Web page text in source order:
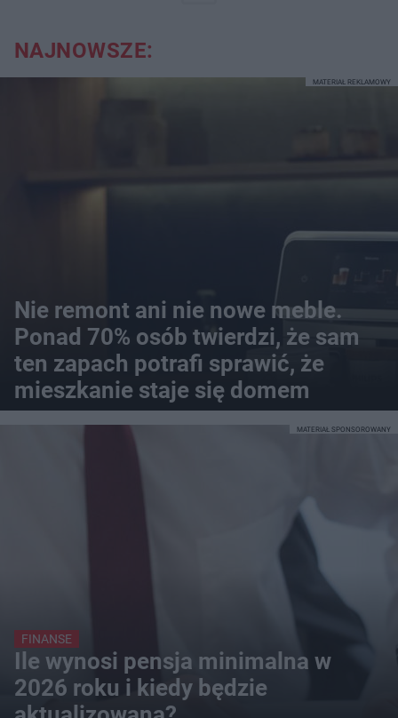
NAJNOWSZE:
Nie remont ani nie nowe meble.
Ponad 70% osób twierdzi, że sam
ten zapach potrafi sprawić, że
mieszkanie staje się domem
MATERIAŁ REKLAMOWY
FINANSE
Ile wynosi pensja minimalna w
2026 roku i kiedy będzie
MATERIAŁ SPONSOROWANY